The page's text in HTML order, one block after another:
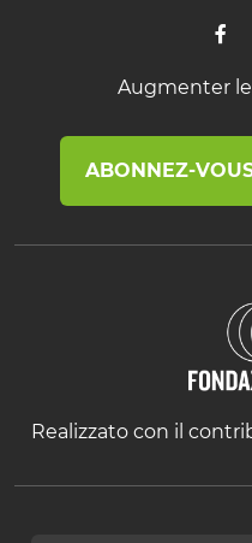
Augmenter
ABONNEZ-
Realizzato con il